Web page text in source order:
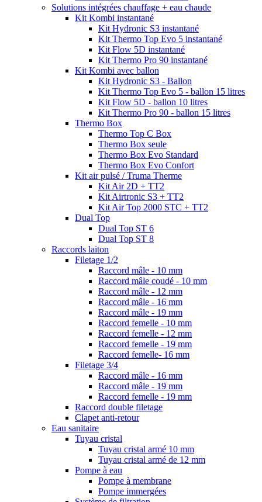
Solutions intégrées chauffage + eau chaude
Kit Kombi instantané
Kit Hydronic S3 instantané
Kit Thermo Top Evo 5 instantané
Kit Flow 5D instantané
Kit Thermo Pro 90 instantané
Kit Kombi avec ballon
Kit Hydronic S3 - Ballon
Kit Thermo Top Evo 5 - ballon 15 litres
Kit Flow 5D - ballon 10 litres
Kit Thermo Pro 90 - ballon 15 litres
Thermo Box
Thermo Top C Box
Thermo Box seule
Thermo Box Evo Standard
Thermo Box Evo Confort
Kit air pulsé / Truma Therme
Kit Air 2D + TT2
Kit Airtronic S3 + TT2
Kit Air Top 2000 STC + TT2
Dual Top
Dual Top ST 6
Dual Top ST 8
Raccords laiton
Filetage 1/2
Raccord mâle - 10 mm
Raccord mâle coudé - 10 mm
Raccord mâle - 12 mm
Raccord mâle - 16 mm
Raccord mâle - 19 mm
Raccord femelle - 10 mm
Raccord femelle - 12 mm
Raccord femelle - 19 mm
Raccord femelle- 16 mm
Filetage 3/4
Raccord mâle - 16 mm
Raccord mâle - 19 mm
Raccord femelle - 19 mm
Raccord double filetage
Clapet anti-retour
Eau sanitaire
Tuyau cristal
Tuyau cristal armé 10 mm
Tuyau cristal armé de 12 mm
Pompe à eau
Pompe à membrane
Pompe immergées